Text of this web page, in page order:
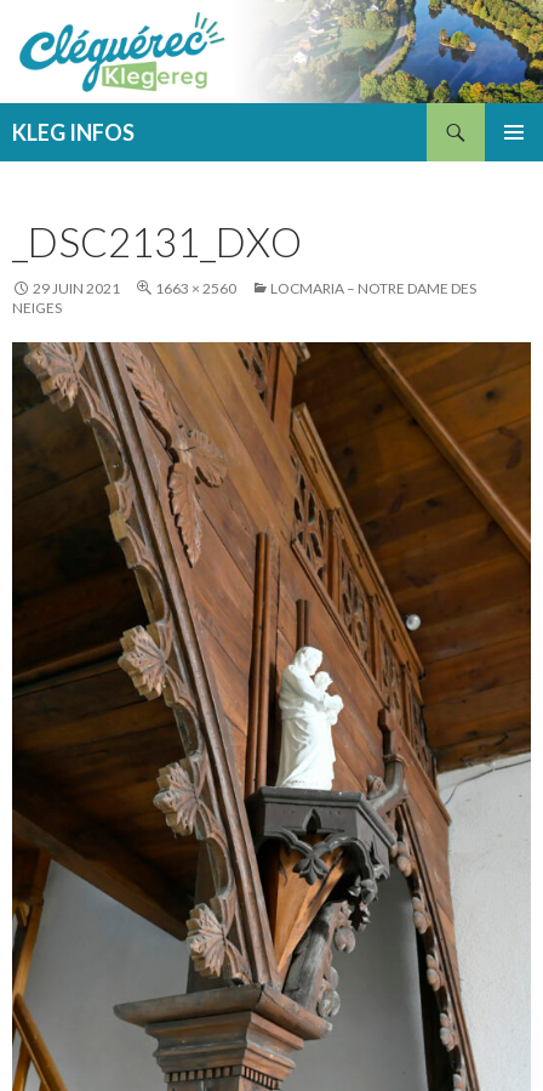
KLEG INFOS
_DSC2131_DXO
29 JUIN 2021 1663 × 2560
LOCMARIA – NOTRE DAME DES
NEIGES